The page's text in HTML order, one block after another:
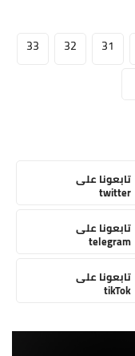
31
32
33
تابعونا على
twitter
تابعونا على
telegram
تابعونا على
tikTok